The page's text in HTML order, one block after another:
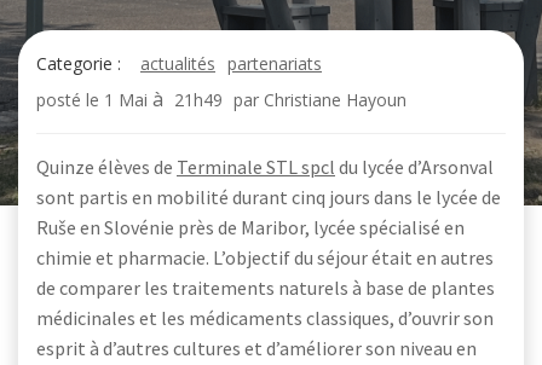
Categorie : actualités partenariats
posté le 1 Mai à 21h49 par Christiane Hayoun
Quinze élèves de Terminale STL spcl du lycée d’Arsonval
sont partis en mobilité durant cinq jours dans le lycée de
Ruše en Slovénie près de Maribor, lycée spécialisé en
chimie et pharmacie. L’objectif du séjour était en autres
de comparer les traitements naturels à base de plantes
médicinales et les médicaments classiques, d’ouvrir son
esprit à d’autres cultures et d’améliorer son niveau en